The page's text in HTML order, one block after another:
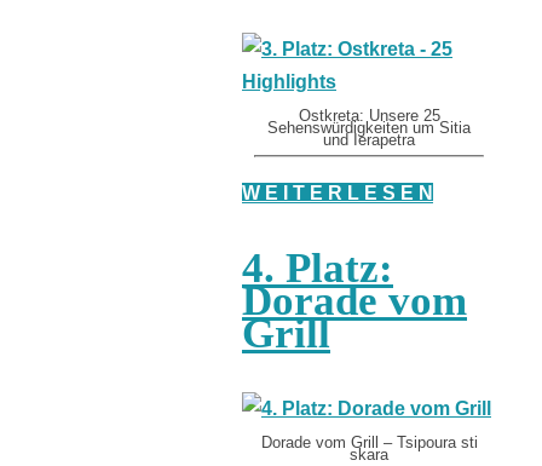
Ostkreta: Unsere 25
Sehenswürdigkeiten um Sitia
und Ierapetra
W E I T E R L E S E N
4. Platz:
Dorade vom
Grill
Dorade vom Grill – Tsipoura sti
skara